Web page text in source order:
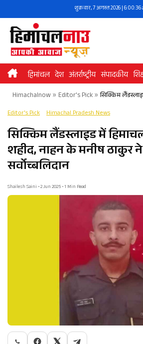
to
content
शुक्रवार, 7 अगस्त 2026 | 6:00:36
हिमांचल देश अंतर्राष्ट्रीय संपादकीय
Himachalnow» Editor's Pick» सिक्किम
Editor's Pick Himachal Pradesh News
सिक्किम लैंडस्लाइड में
शहीद, नाहन के मनीष ठाकुर
सर्वोच्बलिदान
Shailesh Saini • 2 Jun 2025 • 1 Min Read